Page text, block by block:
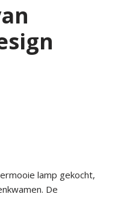
lamp gekocht,
De